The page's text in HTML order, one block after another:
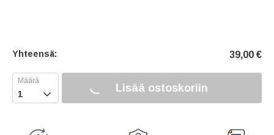
Yhteensä: 39,00 €
 Lisää ostoskoriin